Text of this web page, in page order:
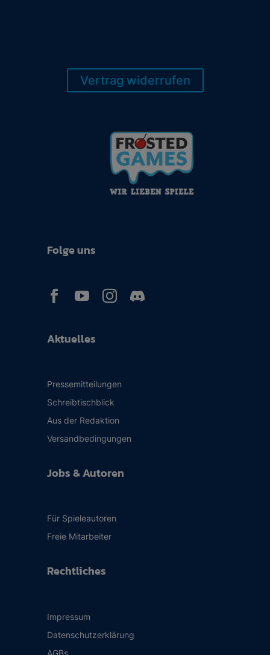
Vertrag widerrufen
Aktuelles
Pressemitteilungen
Schreibtischblick
Aus der Redaktion
Versandbedingungen
Jobs & Autoren
Für Spieleautoren
Freie Mitarbeiter
Rechtliches
Impressum
Datenschutzerklärung
AGBs
Folge uns
  